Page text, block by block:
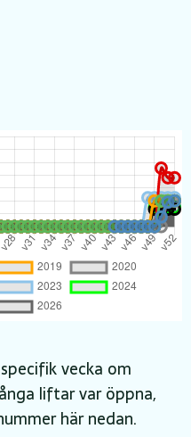
vecka om
liftar var öppna,
här nedan.